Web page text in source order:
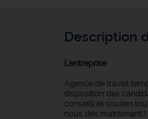
Description
L'entreprise
Agence de travail
disposition des
conseils et soutien
nous dès maintenant !